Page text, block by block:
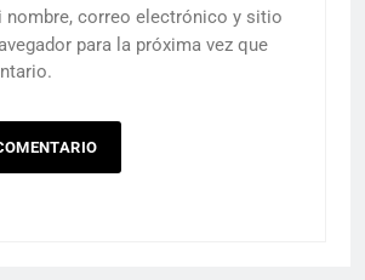
nombre, correo electrónico y sitio
para la próxima vez que